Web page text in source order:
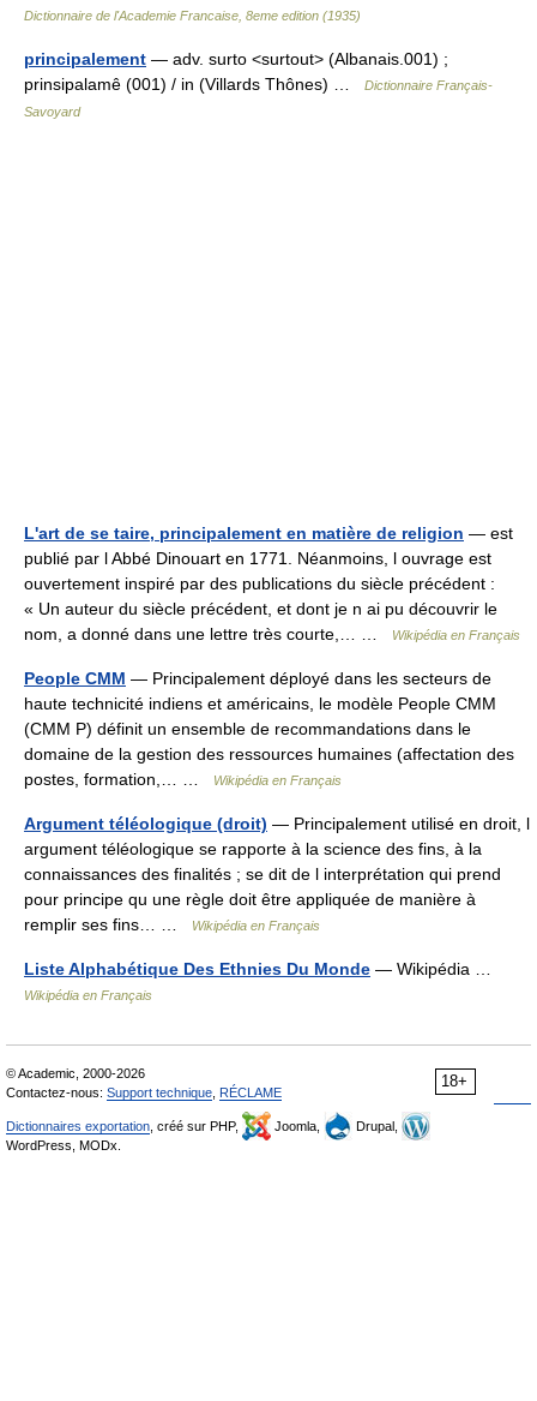
Dictionnaire de l'Academie Francaise, 8eme edition (1935)
principalement — adv. surto <surtout> (Albanais.001) ;
prinsipalamê (001) / in (Villards Thônes) …
Dictionnaire Français-
Savoyard
L'art de se taire, principalement en matière de religion — est
publié par l Abbé Dinouart en 1771. Néanmoins, l ouvrage est
ouvertement inspiré par des publications du siècle précédent :
« Un auteur du siècle précédent, et dont je n ai pu découvrir le
nom, a donné dans une lettre très courte,… …
Wikipédia en Français
People CMM — Principalement déployé dans les secteurs de
haute technicité indiens et américains, le modèle People CMM
(CMM P) définit un ensemble de recommandations dans le
domaine de la gestion des ressources humaines (affectation des
postes, formation,… …
Wikipédia en Français
Argument téléologique (droit) — Principalement utilisé en droit, l
argument téléologique se rapporte à la science des fins, à la
connaissances des finalités ; se dit de l interprétation qui prend
pour principe qu une règle doit être appliquée de manière à
remplir ses fins… …
Wikipédia en Français
Liste Alphabétique Des Ethnies Du Monde — Wikipédia …
Wikipédia en Français
18+
© Academic, 2000-2026
Contactez-nous: Support technique RÉCLAME
Dictionnaires exportation , créé sur PHP, Joomla,
Drupal,
WordPress, MODx.